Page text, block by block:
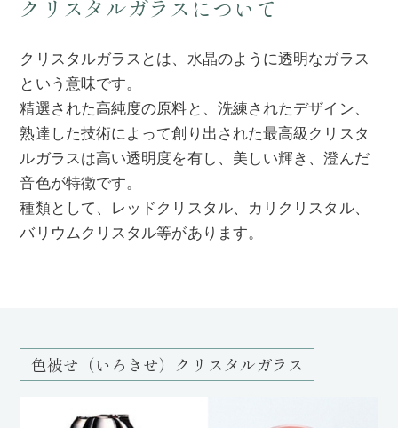
クリスタルガラスについて
クリスタルガラスとは、水晶のように透明なガラス
という意味です。
精選された高純度の原料と、洗練されたデザイン、
熟達した技術によって創り出された最高級クリスタ
ルガラスは高い透明度を有し、 美しい輝き、澄んだ
音色が特徴です。
種類として、レッドクリスタル、カリクリスタル、
バリウムクリスタル等があります。
色被せ（いろきせ）クリスタルガラス